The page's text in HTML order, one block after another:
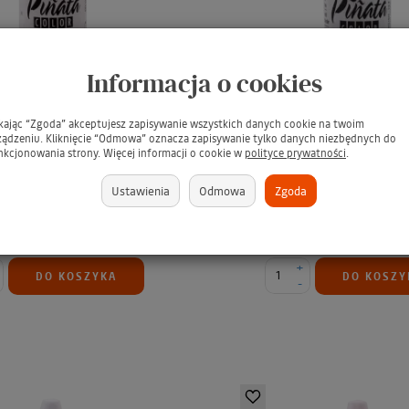
Pinata Colors Alcohol Ink
BLANCO BLANCO / BIAŁY
tusz alkoholo...
alkoholowy do rękodzieła
DO KOSZYKA
JACQUARD Pinata Colors
0.5oz #31 MANTILLA
CZARNY tusz
Barwnik alkoholowy do
-
+
DO
Informacja o cookies
“Zgoda” akceptujesz zapisywanie wszystkich danych cookie na twoim
Kliknięcie “Odmowa” oznacza zapisywanie tylko danych niezbędnych do
strony. Więcej informacji o cookie w polityce prywatności.
Ustawienia Odmowa Zgoda